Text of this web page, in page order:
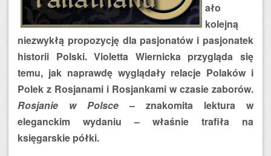
ało
kolejną
niezwykłą propozycję dla pasjonatów i pasjonatek
historii Polski. Violetta Wiernicka przygląda się
temu, jak naprawdę wyglądały relacje Polaków i
Polek z Rosjanami i Rosjankami w czasie zaborów.
Rosjanie w Polsce – znakomita lektura w
eleganckim wydaniu – właśnie trafiła na
księgarskie półki.